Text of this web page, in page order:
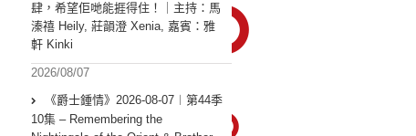
肆，希望佢哋能捱得住！｜主持：馬
溱禧 Heily, 莊韻澄 Xenia, 嘉賓：雅
軒 Kinki
2026/08/07
《爵士鍾情》2026-08-07︱第44季
10集 – Remembering the